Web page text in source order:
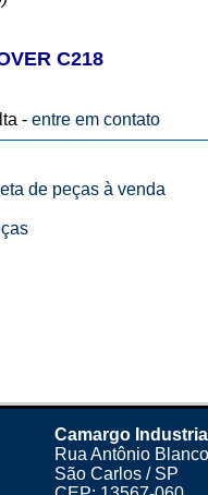
C218
- entre em contato
de peças à venda
Camargo
Rua Antônio
São Carlos / SP